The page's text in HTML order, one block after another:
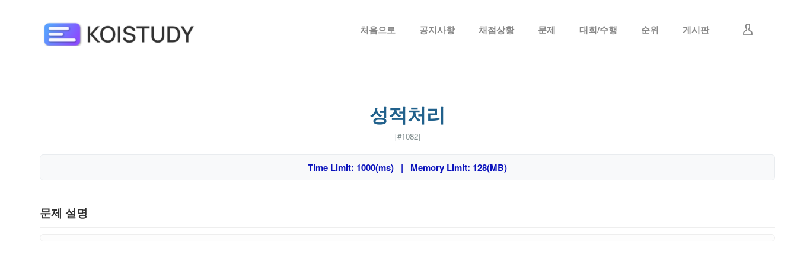
처음으로 공지사항 채점상황 문제 대회/수행 순위 게시판
성적처리
[#1082]
Time Limit: 1000(ms) | Memory Limit: 128(MB)
문제 설명